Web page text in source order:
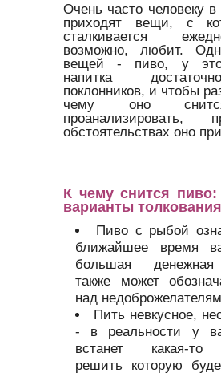
Очень часто человеку в
приходят вещи, с
сталкивается
возможно, любит.
вещей - пиво, у
напитка
поклонников, и чтобы
чему оно
проанализировать,
обстоятельствах оно
К чему снится
варианты
Пиво с рыбой
ближайшее время
большая
также может
над
Пить невкусное,
- в реальности у
встанет какая-то
решить которую